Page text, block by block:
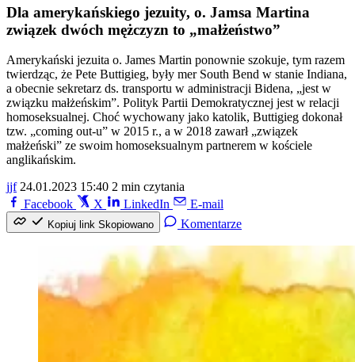
Dla amerykańskiego jezuity, o. Jamsa Martina
związek dwóch mężczyzn to „małżeństwo”
Amerykański jezuita o. James Martin ponownie szokuje, tym razem
twierdząc, że Pete Buttigieg, były mer South Bend w stanie Indiana,
a obecnie sekretarz ds. transportu w administracji Bidena, „jest w
związku małżeńskim”. Polityk Partii Demokratycznej jest w relacji
homoseksualnej. Choć wychowany jako katolik, Buttigieg dokonał
tzw. „coming out-u” w 2015 r., a w 2018 zawarł „związek
małżeński” ze swoim homoseksualnym partnerem w kościele
anglikańskim.
jjf 24.01.2023 15:40 2 min czytania
Facebook
X LinkedIn E-mail
Kopiuj link Skopiowano Komentarze